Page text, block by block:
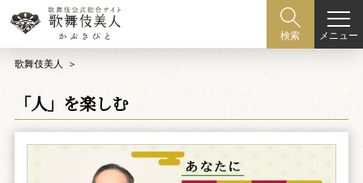
検索 メニュー
歌舞伎美人
「人」を楽しむ